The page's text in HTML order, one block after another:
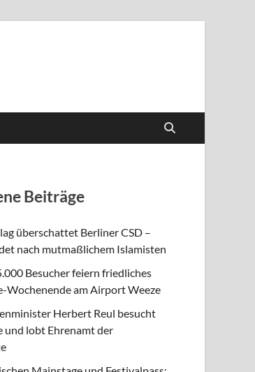
Beiträge
überschattet Berliner CSD –
nach mutmaßlichem Islamisten
Besucher feiern friedliches
Wochenende am Airport Weeze
Herbert Reul besucht
und lobt Ehrenamt der